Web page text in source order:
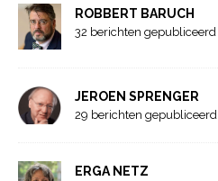
ROBBERT BARUCH
32 berichten gepubliceerd
JEROEN SPRENGER
29 berichten gepubliceerd
ERGA NETZ